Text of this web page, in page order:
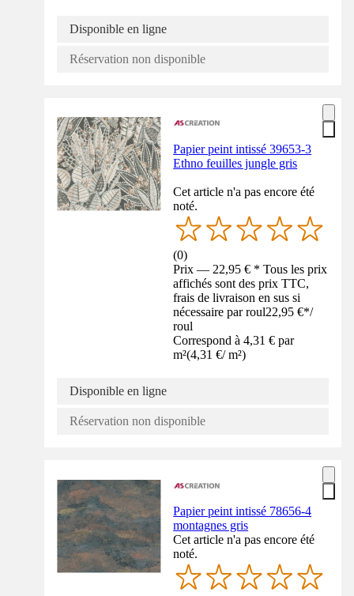
Disponible en ligne
Réservation non disponible
Papier peint intissé 39653-3
Ethno feuilles jungle gris
Cet article n'a pas encore été
noté.
(0)
Prix — 22,95 € * Tous les prix
affichés sont des prix TTC,
frais de livraison en sus si
nécessaire par roul22,95 €*/
roul
Correspond à 4,31 € par
m²(4,31 €/ m²)
Disponible en ligne
Réservation non disponible
Papier peint intissé 78656-4
montagnes gris
Cet article n'a pas encore été
noté.